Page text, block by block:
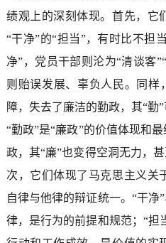
绩观上的深刻体现。首先，它
“干净”的“担当”，有时比不担
净”，党员干部则沦为“清谈客
则贻误发展、辜负人民。同样
障，失去了廉洁的勤政，其“勤
“勤政”是“廉政”的价值体现和
政，其“廉”也变得空洞无力，
次，它们体现了马克思主义关
自律与他律的辩证统一。“干净
律，是行为的前提和规范；“担